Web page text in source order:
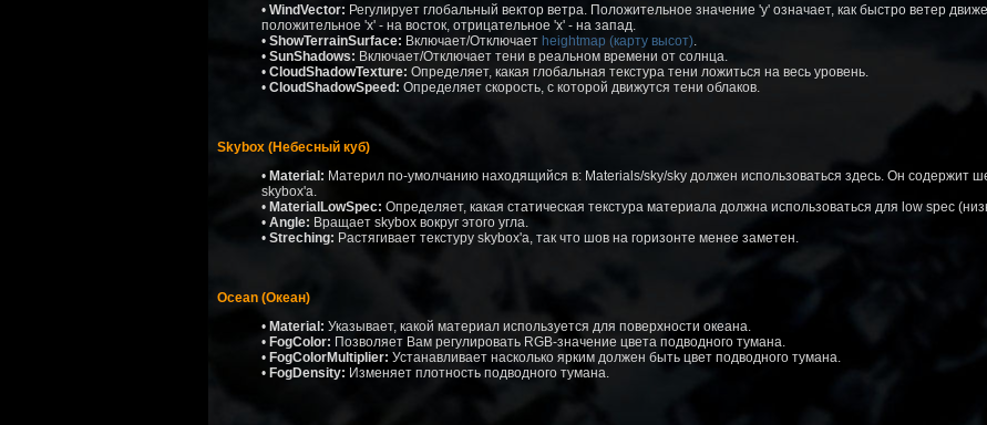
• WindVector: Регулирует глобальный вектор ветра. Положительное значение 'y' означает, как быстро ветер
положительное 'x' - на восток, отрицательное 'x' - на запад.
• ShowTerrainSurface: Включает/Отключает heightmap (карту высот).
• SunShadows: Включает/Отключает тени в реальном времени от солнца.
• CloudShadowTexture: Определяет, какая глобальная текстура тени ложиться на весь уровень.
• CloudShadowSpeed: Определяет скорость, с которой движутся тени облаков.
Skybox (Небесный куб)
• Material: Материл по-умолчанию находящийся в: Materials/sky/sky должен использоваться здесь. Он содержит
skybox'а.
• MaterialLowSpec: Определяет, какая статическая текстура материала должна использоваться для low spec
• Angle: Вращает skybox вокруг этого угла.
• Streching: Растягивает текстуру skybox'а, так что шов на горизонте менее заметен.
Ocean (Океан)
• Material: Указывает, какой материал используется для поверхности океана.
• FogColor: Позволяет Вам регулировать RGB-значение цвета подводного тумана.
• FogColorMultiplier: Устанавливает насколько ярким должен быть цвет подводного тумана.
• FogDensity: Изменяет плотность подводного тумана.